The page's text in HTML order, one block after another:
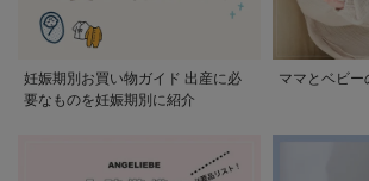
妊娠期別お買い物ガイド 出産に必
要なものを妊娠期別に紹介
ママとベビー